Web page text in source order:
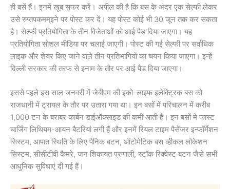
ही बसें हैं। इनमें खूब सफर करें। अपील की है कि बस के अंदर एक सेल्फी लेकर
उसे रुप्तपकमम्इने पर पोस्ट कर दें। यह पोस्ट कोई भी 30 जून तक कर सकता
है। सेल्फी प्रतियोगिता के तीन विजेताओं को आई पैड दिया जाएगा। यह
प्रतियोगिता सोशल मीडिया पर चलाई जाएगी। पोस्ट की गई सेल्फी पर सर्वाधिक
लाइक और शेयर किए जाने वाले तीन प्रतिभागियों का चयन किया जाएगा। इन्हें
दिल्ली सरकार की तरफ से इनाम के तौर पर आई पैड दिया जाएगा।
इससे पहले इस साल जनवरी में जेबीएम की इको-लाइफ इलेक्ट्रिक बस को
राजधानी में ट्रायल के तौर पर उतारा गया था। इन बसों में परिचालन में करीब
1,000 टन के बराबर कार्बन डाईऑक्साइड की कमी आती है। इन बसों मे फास्ट
चार्जिंग लिथियम-आयन बैटरियां लगी हैं और इनमें रियल टाइम पैसेंजर इन्फॉर्मेशन
सिस्टम, आपात स्थिति के लिए पैनिक बटन, ऑटोमेटिक बस व्हीकल लोकेशन
सिस्टम, सीसीटीवी कैमरे, जन शिकायत प्रणाली, स्टॉक रिक्वेस्ट बटन जैसे सभी
आधुनिक सुविधाएं दी गई हैं।